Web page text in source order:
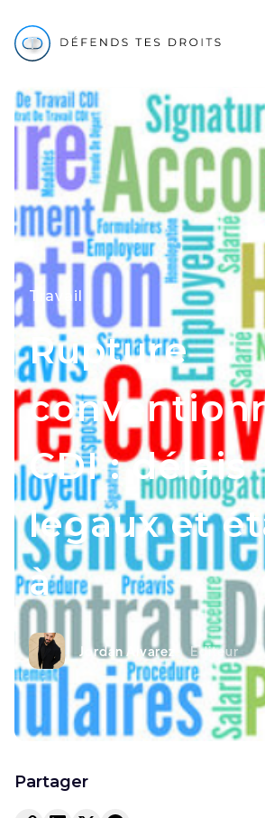
Travail
Rupture
CDI : délais
légaux et
à
Jordan Alvarez Editeur
Partager